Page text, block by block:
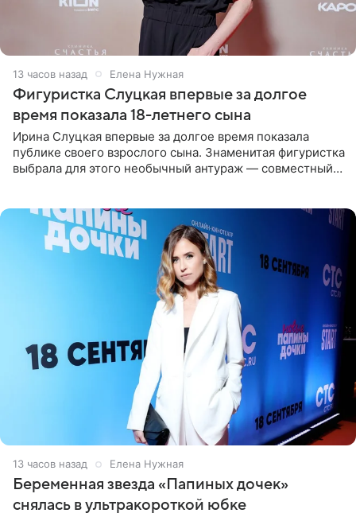
13 часов назад Елена Нужная
Фигуристка Слуцкая впервые за долгое
время показала 18-летнего сына
Ирина Слуцкая впервые за долгое время показала
публике своего взрослого сына. Знаменитая фигуристка
выбрала для этого необычный антураж — совместный
13 часов назад Елена Нужная
Беременная звезда «Папиных дочек»
снялась в ультракороткой юбке